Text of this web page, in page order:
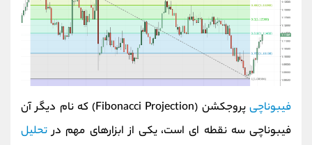
فیبوناچی
پروجکشن (Fibonacci Projection) که نام دیگر آن
فیبوناچی سه نقطه ای است، یکی از ابزارهای مهم درتحلیل